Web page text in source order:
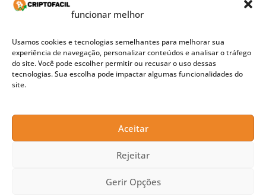
funcionar melhor
Usamos cookies e tecnologias semelhantes para melhorar sua
experiência de navegação, personalizar conteúdos e analisar o tráfego
do site. Você pode escolher permitir ou recusar o uso dessas
tecnologias. Sua escolha pode impactar algumas funcionalidades do
site.
Aceitar
Rejeitar
Gerir Opções
afirmou recentemente,não ter ficado
impressionado com os primeiros testes
envolvendo operações transfronteiriças e
criptomoedas.
Siga o CriptoFacil no